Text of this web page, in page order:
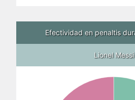
Efectividad en penaltis
Lionel Messi